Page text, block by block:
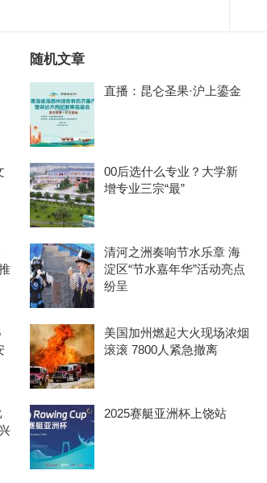
随机文章
直播：昆仑圣果·沪上鎏金
00后选什么专业？大学新
增专业三宗“最”
清河之洲奏响节水乐章 海
淀区“节水嘉年华”活动亮点
纷呈
美国加州燃起大火现场浓烟
滚滚 7800人紧急撤离
2025赛艇亚洲杯上饶站